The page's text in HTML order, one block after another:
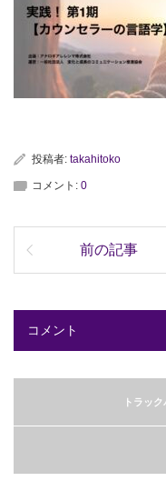
投稿者: takahitoko
コメント: 0
前の記事
コメント
トラッ